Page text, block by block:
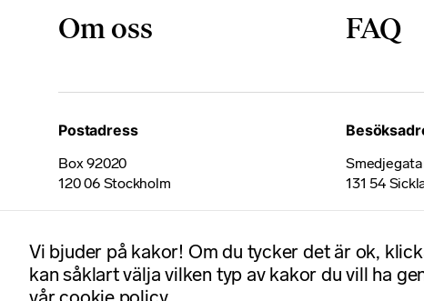
Om oss
FAQ
Postadress
Box 92020
120 06 Stockholm
131 54
Vi bjuder på kakor! Om du tycker det är ok,
kan såklart välja vilken typ av kakor du vill ha